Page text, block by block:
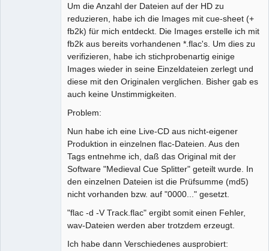
Um die Anzahl der Dateien auf der HD zu
reduzieren, habe ich die Images mit cue-sheet (+
fb2k) für mich entdeckt. Die Images erstelle ich mit
fb2k aus bereits vorhandenen *.flac's. Um dies zu
verifizieren, habe ich stichprobenartig einige
Images wieder in seine Einzeldateien zerlegt und
diese mit den Originalen verglichen. Bisher gab es
auch keine Unstimmigkeiten.
Problem:
Nun habe ich eine Live-CD aus nicht-eigener
Produktion in einzelnen flac-Dateien. Aus den
Tags entnehme ich, daß das Original mit der
Software "Medieval Cue Splitter" geteilt wurde. In
den einzelnen Dateien ist die Prüfsumme (md5)
nicht vorhanden bzw. auf "0000..." gesetzt.
"flac -d -V Track.flac" ergibt somit einen Fehler,
wav-Dateien werden aber trotzdem erzeugt.
Ich habe dann Verschiedenes ausprobiert: